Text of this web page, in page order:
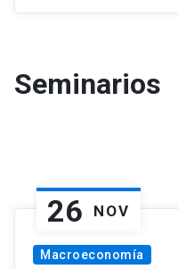
Seminarios
26 NOV
Macroeconomía